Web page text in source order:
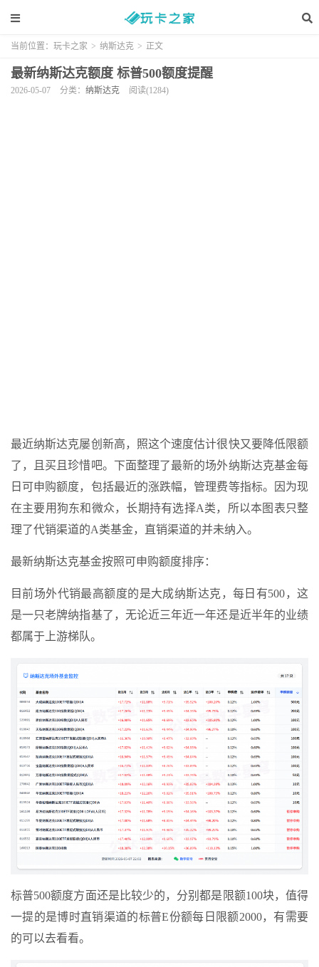
当前位置： 玩卡之家 > 纳斯达克 > 正文
最新纳斯达克额度 标普500额度提醒
2026-05-07 分类： 纳斯达克 阅读(1284)
最近纳斯达克屡创新高，照这个速度估计很快又要降低限额
了，且买且珍惜吧。下面整理了最新的场外纳斯达克基金每
日可申购额度，包括最近的涨跌幅，管理费等指标。因为现
在主要用狗东和微众，长期持有选择A类，所以本图表只整
理了代销渠道的A类基金，直销渠道的并未纳入。
最新纳斯达克基金按照可申购额度排序：
目前场外代销最高额度的是大成纳斯达克，每日有500，这
是一只老牌纳指基了，无论近三年近一年还是近半年的业绩
都属于上游梯队。
标普500额度方面还是比较少的，分别都是限额100块，值得
一提的是博时直销渠道的标普E份额每日限额2000，有需要
的可以去看看。